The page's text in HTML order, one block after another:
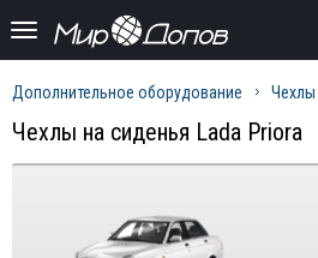
Дополнительное оборудование Чехлы
Чехлы на сиденья Lada Priora